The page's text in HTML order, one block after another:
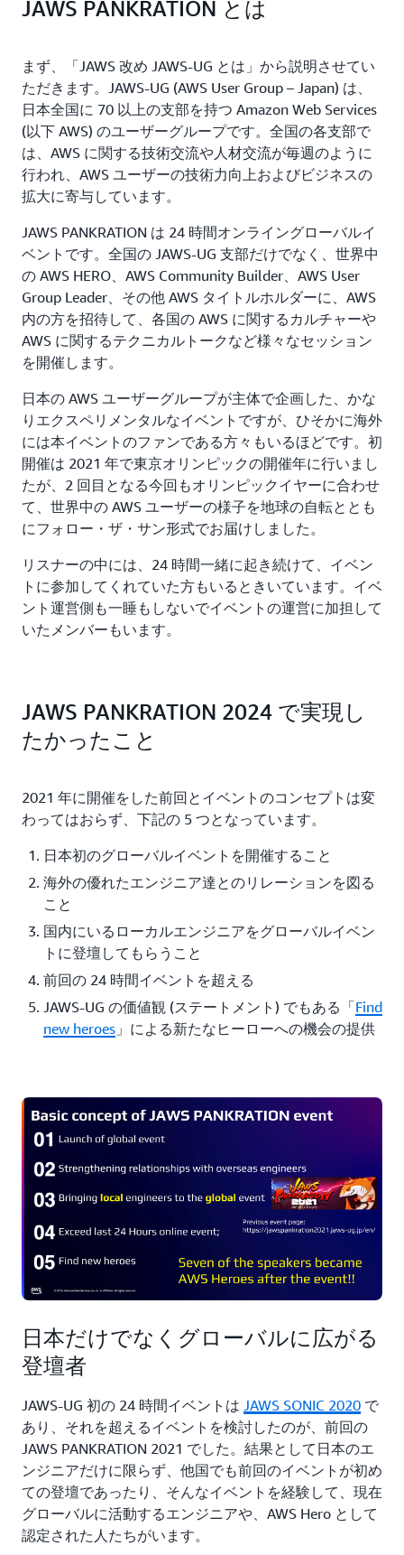
JAWS PANKRATION とは
まず、「JAWS 改め JAWS-UG とは」から説明させてい
ただきます。JAWS-UG (AWS User Group – Japan) は、
日本全国に 70 以上の支部を持つ Amazon Web Services
(以下 AWS) のユーザーグループです。全国の各支部で
は、AWS に関する技術交流や人材交流が毎週のように
行われ、AWS ユーザーの技術力向上およびビジネスの
拡大に寄与しています。
JAWS PANKRATION は 24 時間オンライングローバルイ
ベントです。全国の JAWS-UG 支部だけでなく、世界中
の AWS HERO、AWS Community Builder、AWS User
Group Leader、その他 AWS タイトルホルダーに、AWS
内の方を招待して、各国の AWS に関するカルチャーや
AWS に関するテクニカルトークなど様々なセッション
を開催します。
日本の AWS ユーザーグループが主体で企画した、かな
りエクスペリメンタルなイベントですが、ひそかに海外
には本イベントのファンである方々もいるほどです。初
開催は 2021 年で東京オリンピックの開催年に行いまし
たが、2 回目となる今回もオリンピックイヤーに合わせ
て、世界中の AWS ユーザーの様子を地球の自転ととも
にフォロー・ザ・サン形式でお届けしました。
リスナーの中には、24 時間一緒に起き続けて、イベン
トに参加してくれていた方もいるときいています。イベ
ント運営側も一睡もしないでイベントの運営に加担して
いたメンバーもいます。
JAWS PANKRATION 2024 で実現し
たかったこと
2021 年に開催をした前回とイベントのコンセプトは変
わってはおらず、下記の 5 つとなっています。
日本初のグローバルイベントを開催すること
海外の優れたエンジニア達とのリレーションを図る
こと
国内にいるローカルエンジニアをグローバルイベン
トに登壇してもらうこと
前回の 24 時間イベントを超える
JAWS-UG の価値観 (ステートメント) でもある「Find
new heroes 」による新たなヒーローへの機会の提供
日本だけでなくグローバルに広がる
登壇者
JAWS-UG 初の 24 時間イベントは JAWS SONIC 2020 で
あり、それを超えるイベントを検討したのが、前回の
JAWS PANKRATION 2021 でした。結果として日本のエ
ンジニアだけに限らず、他国でも前回のイベントが初め
ての登壇であったり、そんなイベントを経験して、現在
グローバルに活動するエンジニアや、AWS Hero として
認定された人たちがいます。